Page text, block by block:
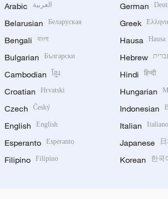
Arabic العربية
Belarusian Беларуская
Bengali বাংলা
Bulgarian Български
Cambodian ខ្មែរ
Croatian Hrvatski
Czech Český
English English
Esperanto Esperanto
Filipino Filipino
German
Greek
Hausa Hausa
Hebrew
Hindi हिन्दी
Hungarian
Indonesian
Italian Italiano
Japanese
Korean 한국